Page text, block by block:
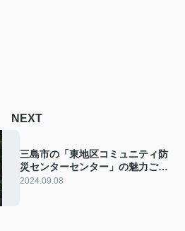
NEXT
三島市の「東地区コミュニティ防
災センターセンター」の魅力ご紹
介！！
2024.09.08